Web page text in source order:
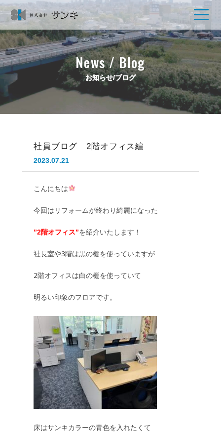
News / Blog
お知らせ/ブログ
社員ブログ 2階オフィス編
2023.07.21
こんにちは
今回はリフォームが終わり綺麗になった
”2階オフィス”を紹介いたします！
社長室や3階は黒の棚を使っていますが
2階オフィスは白の棚を使っていて
明るい印象のフロアです。
床はサンキカラーの青色を入れたくて